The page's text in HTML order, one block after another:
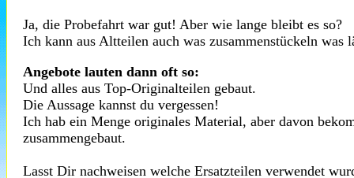
Ja, die Probefahrt war gut! Aber wie lange bleibt es so?
Ich kann aus Altteilen auch was zusammenstückeln was
Angebote lauten dann oft so:
Und alles aus Top-Originalteilen gebaut.
Die Aussage kannst du vergessen!
Ich hab ein Menge originales Material, aber davon
zusammengebaut.
Lasst Dir nachweisen welche Ersatzteilen verwendet